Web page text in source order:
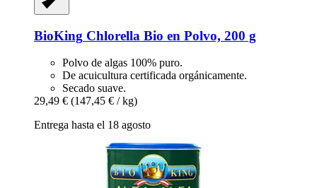
BioKing Chlorella Bio en Polvo, 200 g
Polvo de algas 100% puro.
De acuicultura certificada orgánicamente.
Secado suave.
29,49 € (147,45 € / kg)
Entrega hasta el 18 agosto